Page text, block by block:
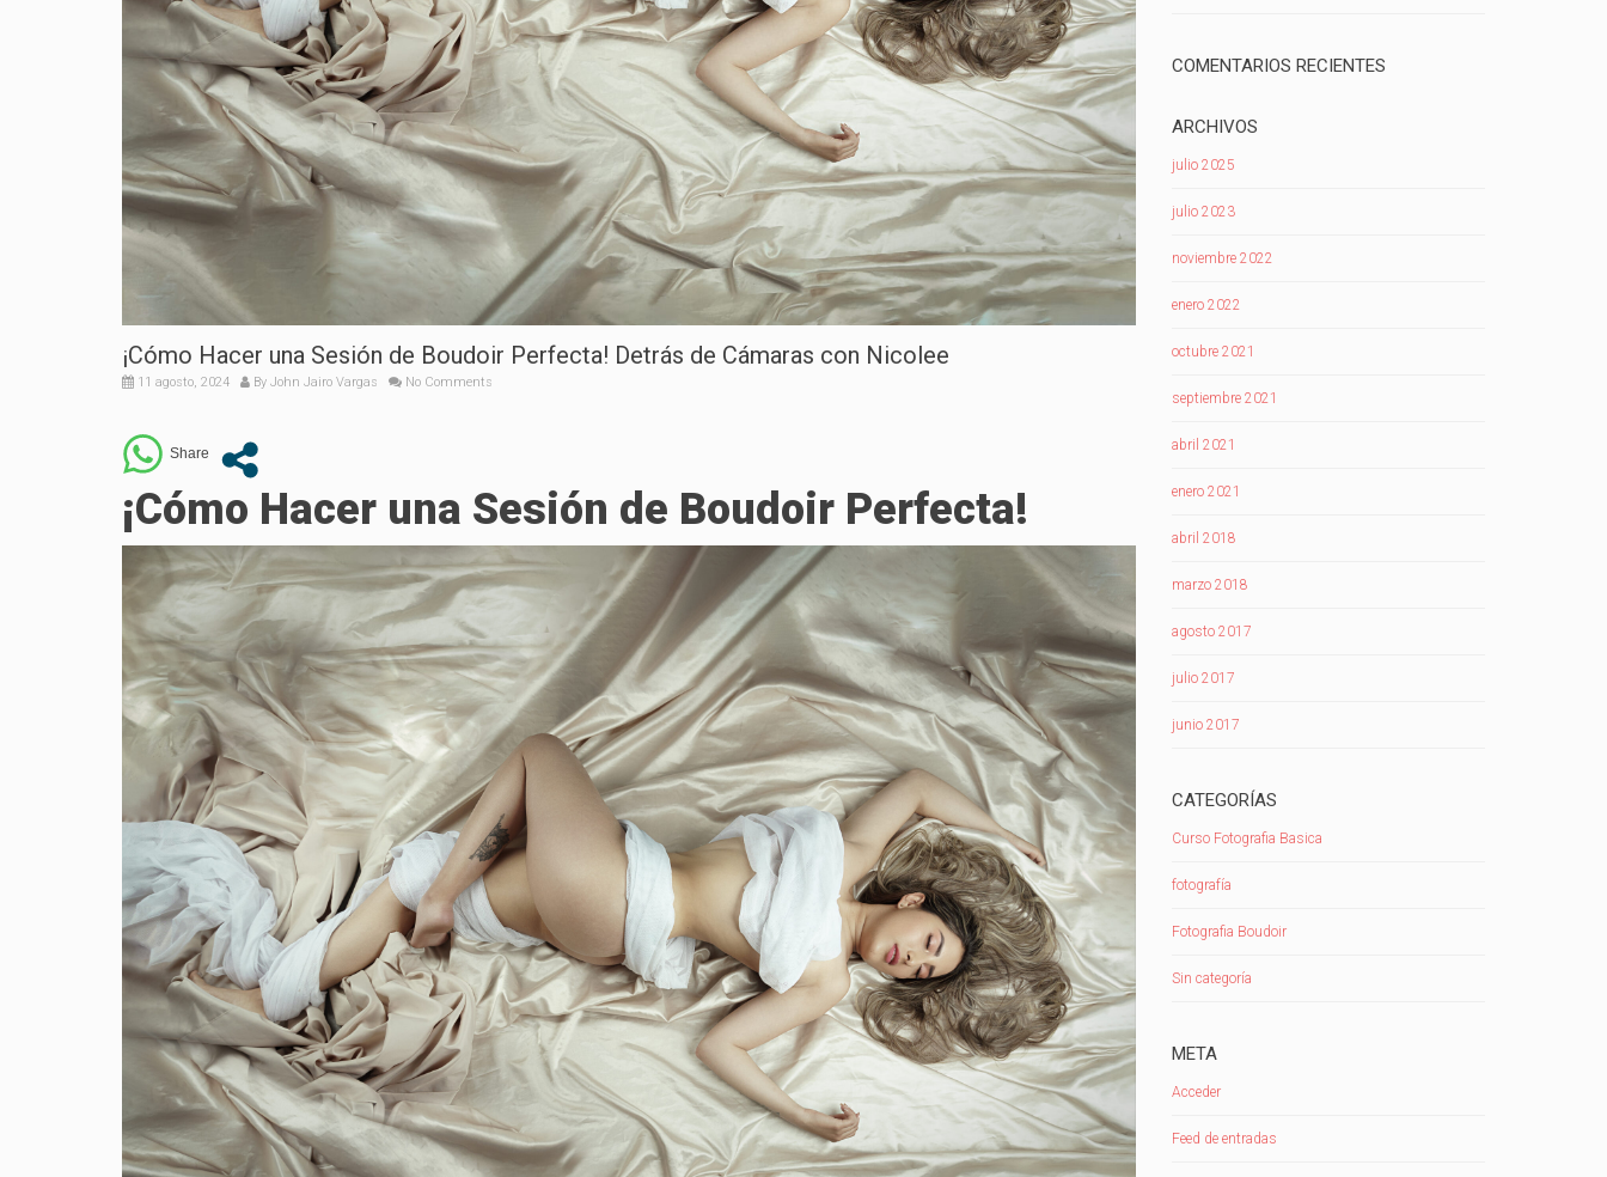
¡Cómo Hacer una Sesión de Boudoir Perfecta! Detrás de Cámaras con Nicolee
11 agosto, 2024 By John Jairo Vargas No Comments
¡Cómo Hacer una Sesión de Boudoir Perfecta!
COMENTARIOS RECIENTES
ARCHIVOS
julio 2025
julio 2023
noviembre 2022
enero 2022
octubre 2021
septiembre 2021
abril 2021
enero 2021
abril 2018
marzo 2018
agosto 2017
julio 2017
junio 2017
CATEGORÍAS
Curso Fotografia Basica
fotografía
Fotografia Boudoir
Sin categoría
META
Acceder
Feed de entradas